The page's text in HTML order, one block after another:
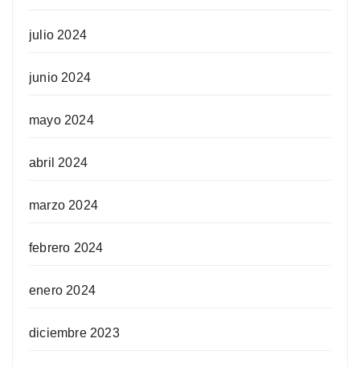
julio 2024
junio 2024
mayo 2024
abril 2024
marzo 2024
febrero 2024
enero 2024
diciembre 2023